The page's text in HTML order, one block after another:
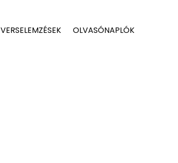
VERSELEMZÉSEK OLVASÓNAPLÓK